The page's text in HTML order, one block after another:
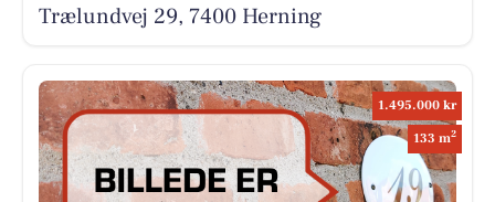
Trælundvej 29, 7400 Herning
1.495.000 kr
133 m2